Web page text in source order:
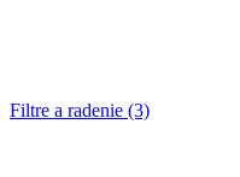
Filtre a radenie (3)